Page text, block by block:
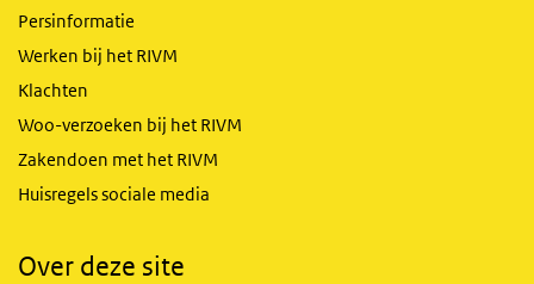
Persinformatie
Werken bij het RIVM
Klachten
Woo-verzoeken bij het RIVM
Zakendoen met het RIVM
Huisregels sociale media
Over deze site